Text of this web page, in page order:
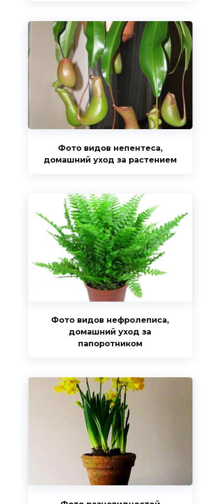
Фото видов непентеса,
домашний уход за растением
Фото видов нефролеписа,
домашний уход за
папоротником